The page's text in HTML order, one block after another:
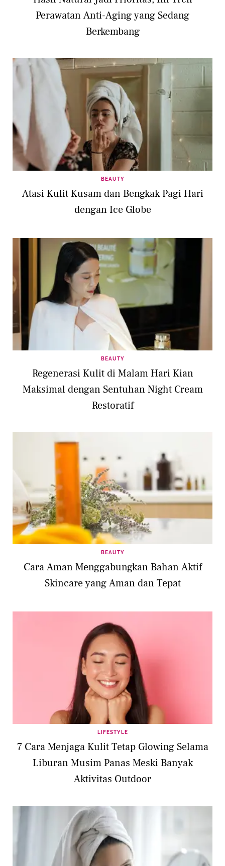
Perawatan Anti-Aging yang Sedang
Berkembang
BEAUTY
Atasi Kulit Kusam dan Bengkak Pagi Hari
dengan Ice Globe
BEAUTY
Regenerasi Kulit di Malam Hari Kian
Maksimal dengan Sentuhan Night Cream
Restoratif
BEAUTY
Cara Aman Menggabungkan Bahan Aktif
Skincare yang Aman dan Tepat
LIFESTYLE
7 Cara Menjaga Kulit Tetap Glowing Selama
Liburan Musim Panas Meski Banyak
Aktivitas Outdoor